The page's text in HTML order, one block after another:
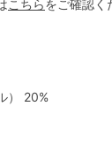
こちらをご確認く
） 20%